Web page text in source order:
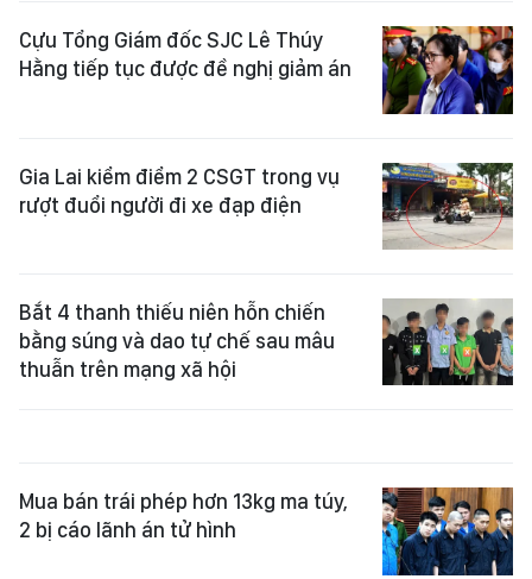
Cựu Tổng Giám đốc SJC Lê Thúy
Hằng tiếp tục được đề nghị giảm án
Gia Lai kiểm điểm 2 CSGT trong vụ
rượt đuổi người đi xe đạp điện
Bắt 4 thanh thiếu niên hỗn chiến
bằng súng và dao tự chế sau mâu
thuẫn trên mạng xã hội
Mua bán trái phép hơn 13kg ma túy,
2 bị cáo lãnh án tử hình